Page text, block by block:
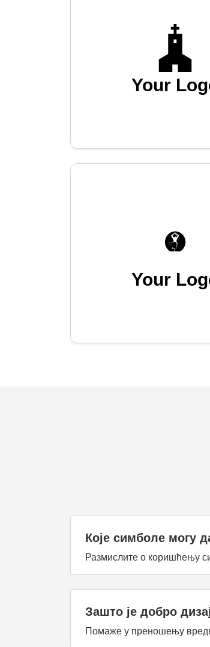
Your
Your
Које симболе могу
Размислите о коришћењу
Зашто је добро
Помаже у преношењу